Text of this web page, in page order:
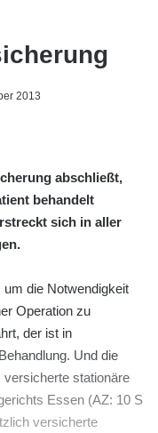
2013
abschließt,
behandelt
sich in aller
die Notwendigkeit
Operation zu
der ist in
Und die
stationäre
Essen (AZ: 10 S
versicherte